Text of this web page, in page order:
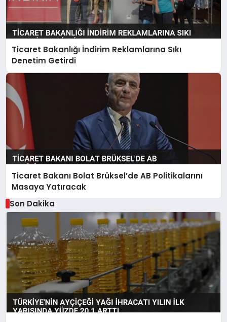
Ticaret Bakanlığı İndirim Reklamlarına Sıkı
Denetim Getirdi
Ticaret Bakanı Bolat Brüksel’de AB Politikalarını
Masaya Yatıracak
Son Dakika